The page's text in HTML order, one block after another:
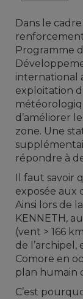
Dans le
renforcement
Programme
international
exploitation
d’améliorer
zone. Une
répondre à
Il faut savoir
exposée aux
Ainsi lors de
KENNETH,
(vent > 166
de l’archipel,
Comore en
plan humain
C’est